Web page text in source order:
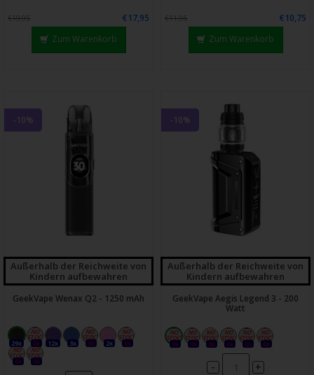
€19,95
€17,95
Zum Warenkorb
€11,95
€10,75
Zum Warenkorb
-10%
Außerhalb der Reichweite von
Kindern aufbewahren
GeekVape Wenax Q2 - 1250 mAh
29x 0x 12x 3x 0x 2x
0x
0x
0x
-10%
Außerhalb der Reichweite von
Kindern aufbewahren
GeekVape Aegis Legend 3 - 200
Watt
0x 0x 0x 0x 0x 0x
- +